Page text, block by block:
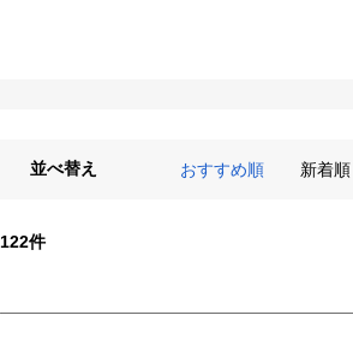
並べ替え おすすめ順 新着順
122件